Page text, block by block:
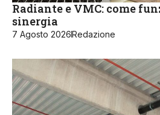
Radiante e VMC: come
sinergia
7 Agosto 2026Redazione